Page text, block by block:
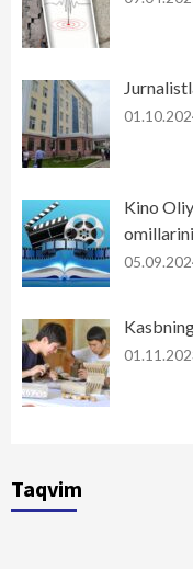
Kino
Taqvim